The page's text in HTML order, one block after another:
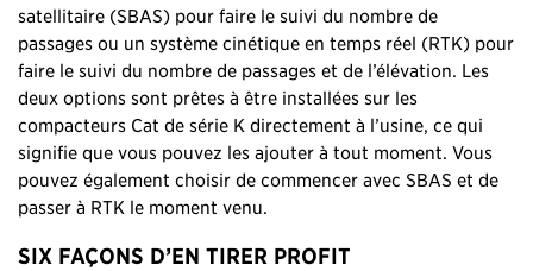
satellitaire (SBAS) pour faire le suivi du nombre de
passages ou un système cinétique en temps réel (RTK) pour
faire le suivi du nombre de passages et de l’élévation. Les
deux options sont prêtes à être installées sur les
compacteurs Cat de série K directement à l’usine, ce qui
signifie que vous pouvez les ajouter à tout moment. Vous
pouvez également choisir de commencer avec SBAS et de
passer à RTK le moment venu.
SIX FAÇONS D’EN TIRER PROFIT